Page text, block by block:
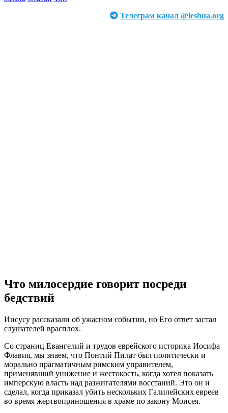
Телеграм канал @ieshua.org
Что милосердие говорит посреди
бедствий
Иисусу рассказали об ужасном событии, но Его ответ застал
слушателей врасплох.
Со страниц Евангелий и трудов еврейского историка Иосифа
Флавия, мы знаем, что Понтий Пилат был политически и
морально прагматичным римским управителем,
применявший унижение и жестокость, когда хотел показать
имперскую власть над разжигателями восстаний. Это он и
сделал, когда приказал убить нескольких Галилейских евреев
во время жертвоприношения в храме по закону Моисея.